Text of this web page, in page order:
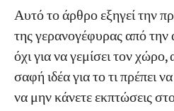
Σφήνες τροχών: Η
αποτελεσματική
Συσκευή αγκύρωσης: Ο
για να κλειδώσετε τον
διάρκεια τυφώνων
Αυτό το άρθρο εξηγεί την
της γερανογέφυρας από
όχι για να γεμίσει τον
σαφή ιδέα για το τι πρέπει
να μην κάνετε εκπτώσεις